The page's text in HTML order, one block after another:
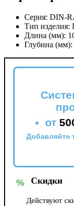
Серия: DIN-
Тип изделия:
Длина (мм):
Глубина (мм):
от
Добавляйте
% Скидки
Действуют